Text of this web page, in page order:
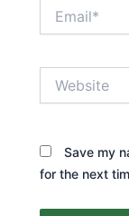
Save my
for the next